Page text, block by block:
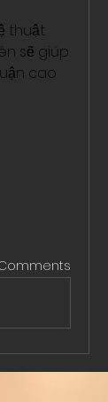
thuật
sẽ giúp
cao